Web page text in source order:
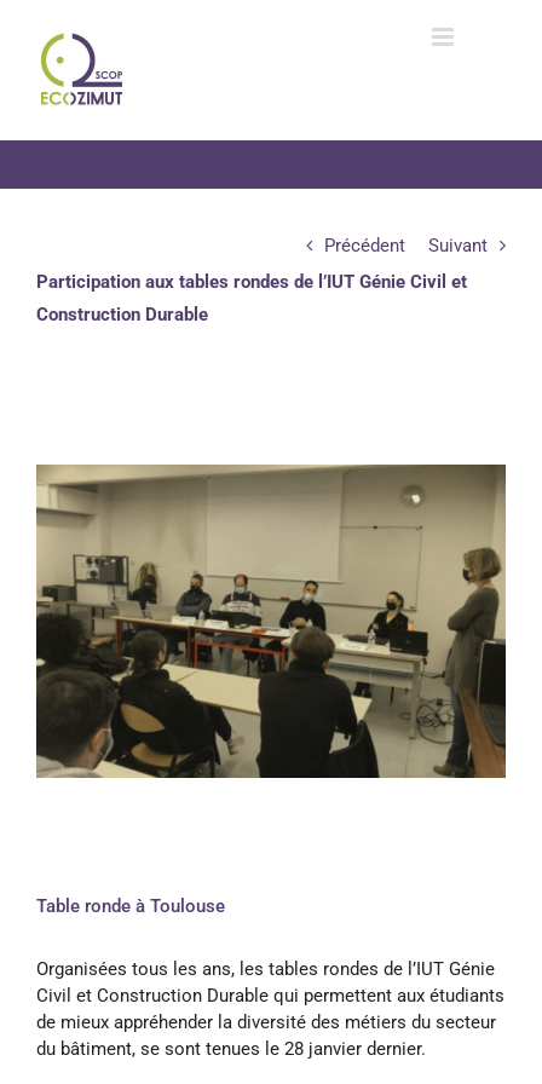
contenu
Précédent
Suivant
Participation aux tables rondes de l’IUT Génie Civil et
Construction Durable
Table ronde à Toulouse
Organisées tous les ans, les tables rondes de l’IUT Génie
Civil et Construction Durable qui permettent aux étudiants
de mieux appréhender la diversité des métiers du secteur
du bâtiment, se sont tenues le 28 janvier dernier.